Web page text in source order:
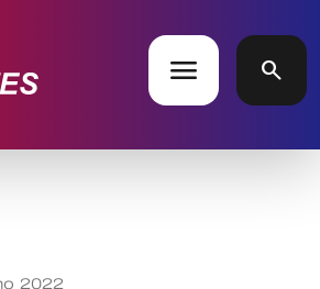
menu search
2022